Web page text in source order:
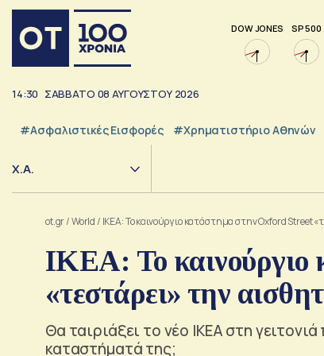
DOW JONES SP 500
14:30 ΣΑΒΒΑΤΟ 08 ΑΥΓΟΥΣΤΟΥ 2026
#Ασφαλιστικές Εισφορές #Χρηματιστήριο Αθηνών
Χ.Α.
ot.gr/World / IKEA: Το καινούργιο κατάστημα στην Oxford Street
IKEA: Το
«τεστάρει» την
Θα ταιριάξει το νέο ΙΚΕΑ στη
καταστήματά της;